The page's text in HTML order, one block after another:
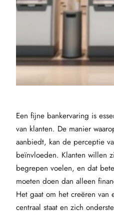
Een fijne bankervaring is
van klanten. De manier
aanbiedt, kan de perceptie
beïnvloeden. Klanten willen
begrepen voelen, en dat
moeten doen dan alleen
Het gaat om het creëren van
centraal staat en zich